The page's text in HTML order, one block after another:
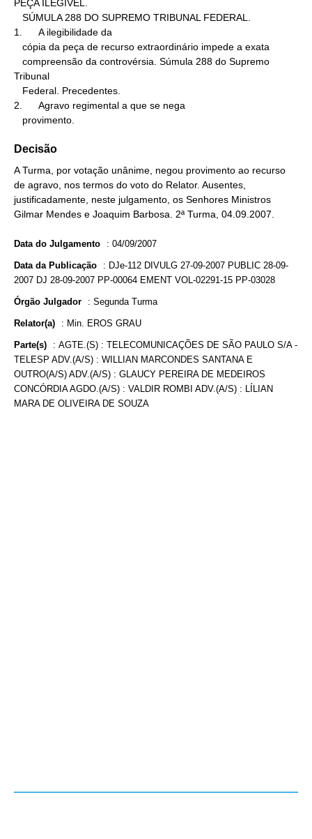
PEÇA ILEGÍVEL.
1.      A ilegibilidade da
Tribunal
2.      Agravo regimental a que se nega
   provimento.
Decisão
A Turma, por votação unânime, negou provimento ao recurso
de agravo, nos termos do voto do Relator. Ausentes,
justificadamente, neste julgamento, os Senhores Ministros
Gilmar Mendes e Joaquim Barbosa. 2ª Turma, 04.09.2007.
Data do Julgamento : 04/09/2007
Data da Publicação : DJe-112 DIVULG 27-09-2007 PUBLIC 28-09-
2007 DJ 28-09-2007 PP-00064 EMENT VOL-02291-15 PP-03028
Órgão Julgador : Segunda Turma
Relator(a) : Min. EROS GRAU
Parte(s) : AGTE.(S) : TELECOMUNICAÇÕES DE SÃO PAULO S/A -
TELESP ADV.(A/S) : WILLIAN MARCONDES SANTANA E
OUTRO(A/S) ADV.(A/S) : GLAUCY PEREIRA DE MEDEIROS
CONCÓRDIA AGDO.(A/S) : VALDIR ROMBI ADV.(A/S) : LÍLIAN
MARA DE OLIVEIRA DE SOUZA